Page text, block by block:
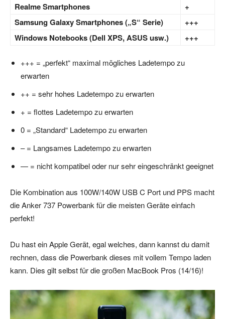
Realme Smartphones
+
Samsung Galaxy Smartphones („S“ Serie)
+++
Windows Notebooks (Dell XPS, ASUS usw.)
+++
+++ = „perfekt“ maximal mögliches Ladetempo zu
erwarten
++ = sehr hohes Ladetempo zu erwarten
+ = flottes Ladetempo zu erwarten
0 = „Standard“ Ladetempo zu erwarten
– = Langsames Ladetempo zu erwarten
— = nicht kompatibel oder nur sehr eingeschränkt geeignet
Die Kombination aus 100W/140W USB C Port und PPS macht
die Anker 737 Powerbank für die meisten Geräte einfach
perfekt!
Du hast ein Apple Gerät, egal welches, dann kannst du damit
rechnen, dass die Powerbank dieses mit vollem Tempo laden
kann. Dies gilt selbst für die großen MacBook Pros (14/16)!